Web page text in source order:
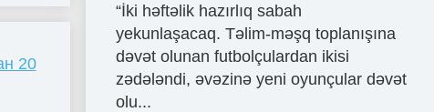
20
“İki həftəlik hazırlıq sabah
yekunlaşacaq. Təlim-məşq toplanışına
dəvət olunan futbolçulardan ikisi
zədələndi, əvəzinə yeni oyunçular dəvət
olu...